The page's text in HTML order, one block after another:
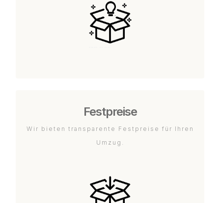
Festpreise
Wir bieten transparente Festpreise für Ihren
Umzug.